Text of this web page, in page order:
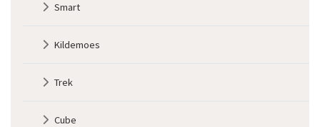
Smart
Kildemoes
Trek
Cube